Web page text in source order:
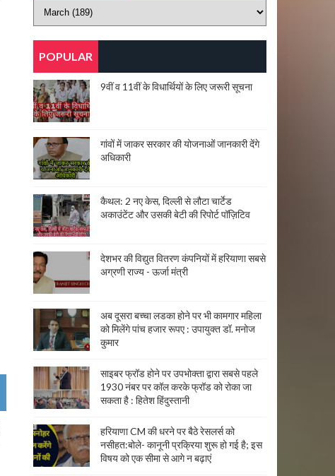
POPULAR
9वीं व 11वीं के विधार्थियों के लिए जरूरी सूचना
गांवों में जाकर सरकार की योजनाओं जानकारी देंगे
अधिकारी
कैथल: 2 नए केस, दिल्ली से लौटा चार्टेड
अकाउंटेंट और उसकी बेटी की रिपोर्ट पॉज़िटिव
देशभर की विद्युत वितरण कंपनियों में हरियाणा सबसे
अग्रणी राज्य - ऊर्जा मंत्री
अब दूसरा बच्चा लडका होने पर भी कामगार महिला
को मिलेंगे पांच हजार रूपए : उपायुक्त डॉ. मनोज
कुमार
साइबर फ्रॉड होने पर उपभोक्ता द्वारा सबसे पहले
1930 नंबर पर कॉल करके फ्रॉड को रोका जा
सकता है : हितेश हिंदुस्तानी
हरियाणा CM की धरने पर बैठे रेसलर्स को
नसीहत:बोले- कानूनी प्रक्रिया शुरू हो गई है; इस
विषय को एक सीमा से आगे न बढ़ाएं